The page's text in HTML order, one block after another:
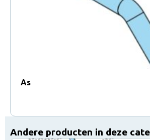
As
Andere producten in deze